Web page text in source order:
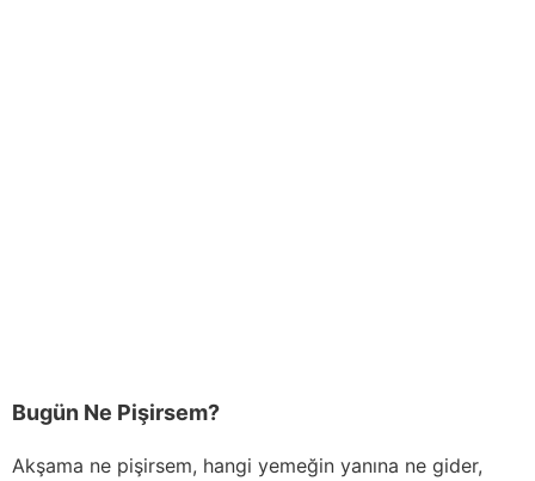
Bugün Ne Pişirsem?
Akşama ne pişirsem, hangi yemeğin yanına ne gider,